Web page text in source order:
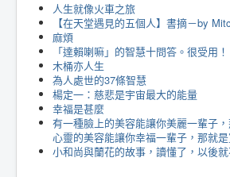
人生就像火車之旅
【在天堂遇見的五個人】書摘－by
麻煩
「達賴喇嘛」的智慧十問答。很受用！
木桶亦人生
為人處世的37條智慧
楊定一：慈悲是宇宙最大的能量
幸福是甚麼
有一種臉上的美容能讓你美麗一輩子
心靈的美容能讓你幸福一輩子，那就是
小和尚與蘭花的故事，讀懂了，以後就